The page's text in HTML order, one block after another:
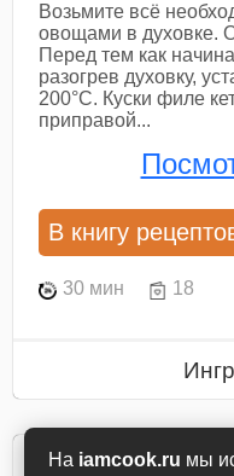
На iamcook.ru мы
Возьмите всё
овощами в духовке.
Перед тем как
разогрев духовку,
200°С. Куски филе
приправой...
В книгу
30 мин 18